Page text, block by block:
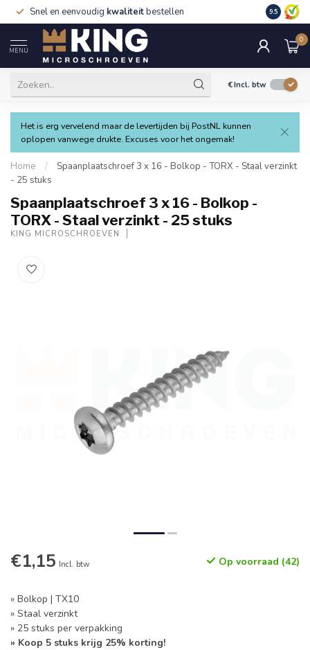
Snel en eenvoudig kwaliteitbestellen 9.5
MENU
0
€Incl. btw
Het is erg vervelend maar de levertijden bij PostNL kunnen
oplopen vanwege drukte. Excuses voor het ongemak!
Home /
Spaanplaatschroef 3 x 16 - Bolkop - TORX - Staal verzinkt
- 25 stuks
Spaanplaatschroef 3 x 16 - Bolkop -
TORX - Staal verzinkt - 25 stuks
KING MICROSCHROEVEN
€1,15 Incl. btw Op voorraad (42)
» Bolkop | TX10
» Staal verzinkt
» 25 stuks per verpakking
» Koop 5 stuks krijg 25% korting!